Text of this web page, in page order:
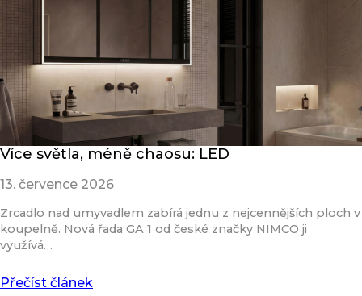
Více světla, méně chaosu: LED
13. července 2026
Zrcadlo nad umyvadlem zabírá jednu z nejcennějších ploch v
koupelně. Nová řada GA 1 od české značky NIMCO ji
využívá…
Přečíst článek